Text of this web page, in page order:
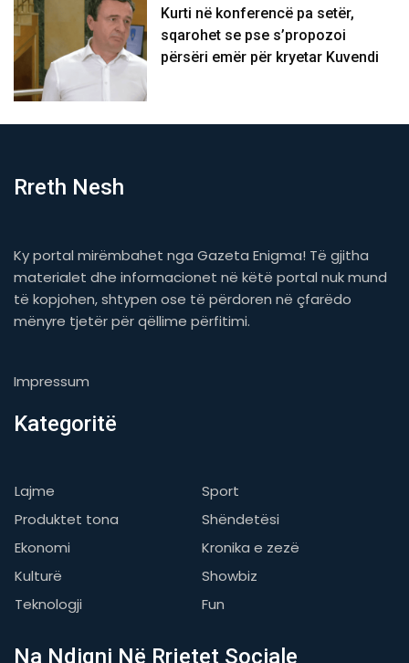
Kurti në konferencë pa setër,
sqarohet se pse s’propozoi
përsëri emër për kryetar Kuvendi
Rreth Nesh
Ky portal mirëmbahet nga Gazeta Enigma! Të gjitha
materialet dhe informacionet në këtë portal nuk mund
të kopjohen, shtypen ose të përdoren në çfarëdo
mënyre tjetër për qëllime përfitimi.
Impressum
Kategoritë
Lajme
Sport
Produktet tona
Shëndetësi
Ekonomi
Kronika e zezë
Kulturë
Showbiz
Teknologji
Fun
Na Ndiqni Në Rrjetet Sociale